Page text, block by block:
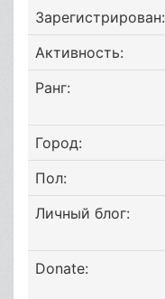
Зарегистрирован:
Активность:
Ранг:
Город:
Пол:
Личный блог:
Donate: